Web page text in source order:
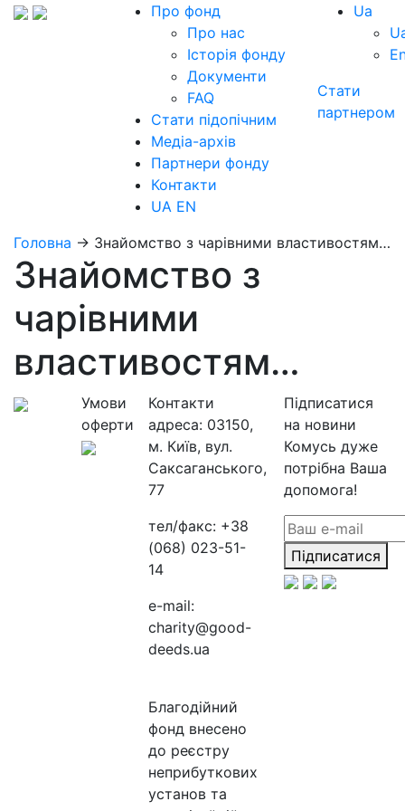
Про фонд
Про нас
Історія фонду
Документи
FAQ
Стати підопічним
Медіа-архів
Партнери фонду
Контакти
UA EN
Ua
Стати
партнером
Головна → Знайомство з чарівними властивостям…
Знайомство з
чарівними
властивостям…
Умови
оферти
Контакти
адреса: 03150,
м. Київ, вул.
Саксаганського,
77
тел/факс: +38
(068) 023-51-
14
e-mail:
charity@good-
deeds.ua
Благодійний
фонд внесено
до реєстру
неприбуткових
установ та
Підписатися
на новини
Комусь дуже
потрібна Ваша
допомога!
Підписатися